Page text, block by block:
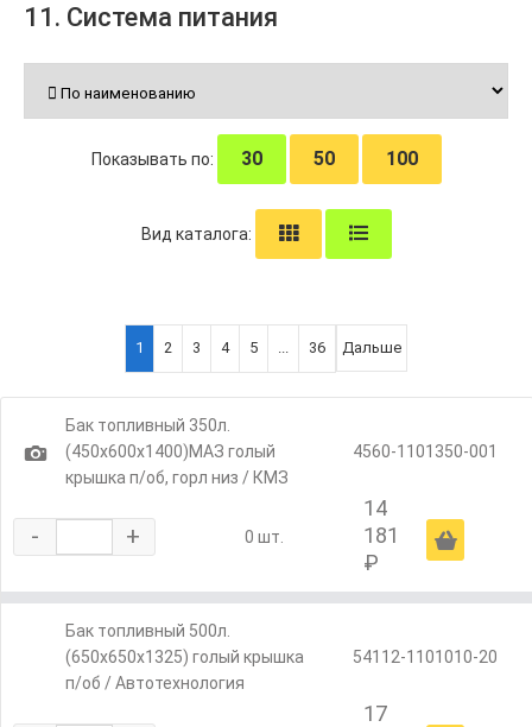
11. Система питания
Показывать по: 30 50 100
Вид каталога:
1 2 3 4 5 ... 36 Дальше
1
Бак топливный 350л.
(450х600х1400)МАЗ голый
крышка п/об, горл низ / КМЗ
4560-1101350-001
- + 0 шт.
14
181
₽
Ä
Бак топливный 500л.
(650х650х1325) голый крышка
п/об / Автотехнология
54112-1101010-20
17